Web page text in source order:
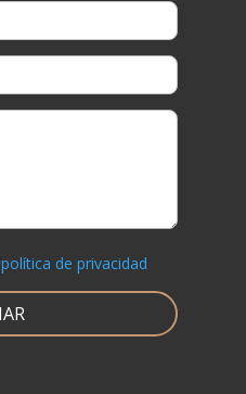
política de privacidad